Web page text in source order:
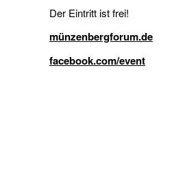
Der Eintritt ist frei!
münzenbergforum.de
facebook.com/event